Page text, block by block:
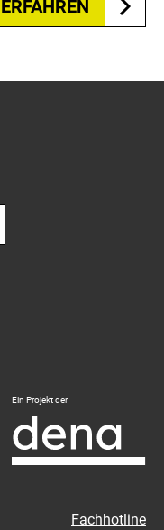
Logo
Deutsche
Energie-
Agentur
Ein Projekt der
Fachhotline